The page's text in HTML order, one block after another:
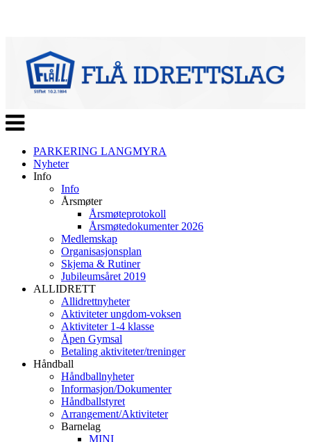
Veksle
navigasjon
PARKERING LANGMYRA
Nyheter
Info
Info
Årsmøter
Årsmøteprotokoll
Årsmøtedokumenter 2026
Medlemskap
Organisasjonsplan
Skjema & Rutiner
Jubileumsåret 2019
ALLIDRETT
Allidrettnyheter
Aktiviteter ungdom-voksen
Aktiviteter 1-4 klasse
Åpen Gymsal
Betaling aktiviteter/treninger
Håndball
Håndballnyheter
Informasjon/Dokumenter
Håndballstyret
Arrangement/Aktiviteter
Barnelag
MINI